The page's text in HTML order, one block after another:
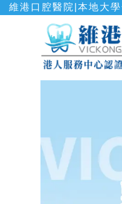
維港口腔醫院|本地大